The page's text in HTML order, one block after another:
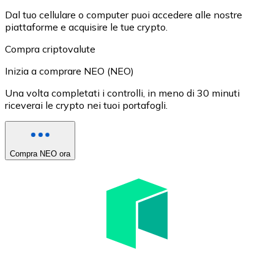
Dal tuo cellulare o computer puoi accedere alle nostre
piattaforme e acquisire le tue crypto.
Compra criptovalute
Inizia a comprare NEO (NEO)
Una volta completati i controlli, in meno di 30 minuti
riceverai le crypto nei tuoi portafogli.
Compra NEO ora